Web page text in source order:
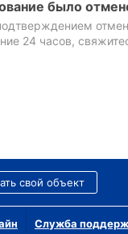
было
24 часов,
свой объект
Служба